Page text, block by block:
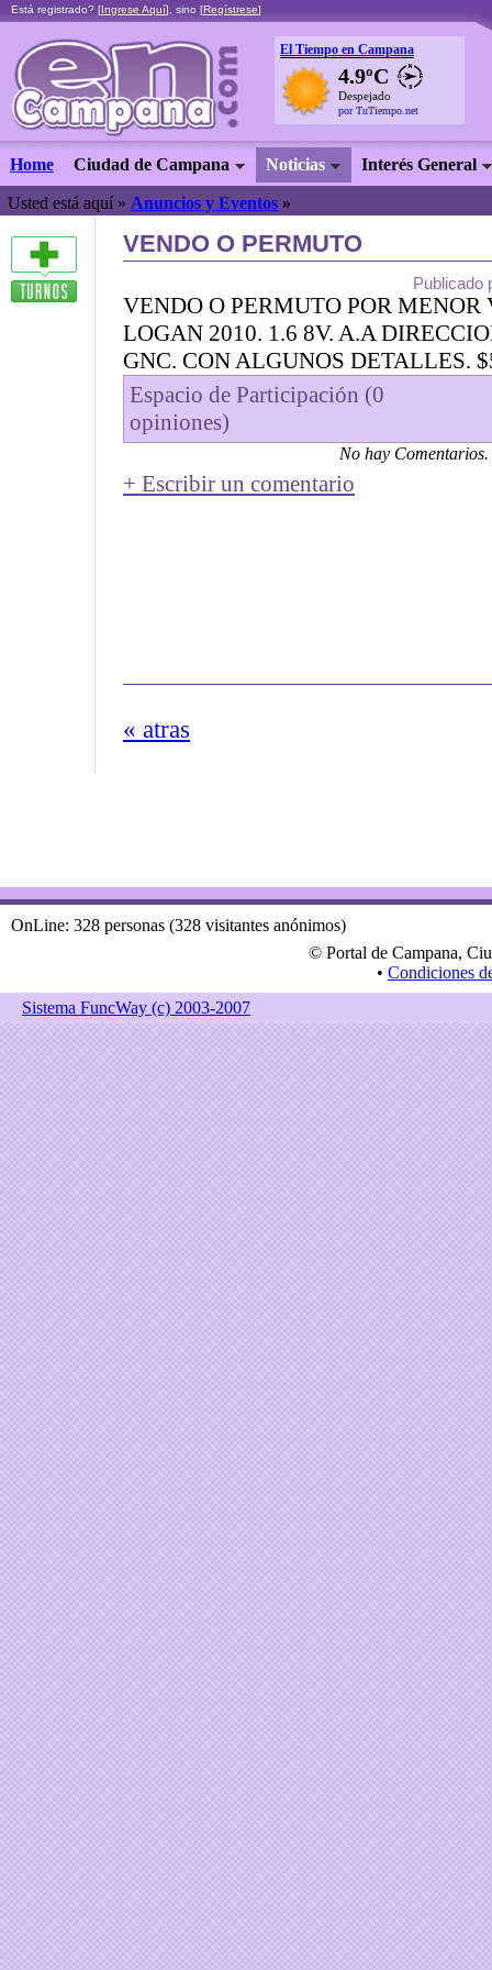
Está registrado? [Ingrese Aquí], sino [Regístrese]
El Tiempo en Campana
4.9ºC
Despejado
por TuTiempo.net
Home Ciudad de Campana Noticias Interés General
Usted está aquí » Anuncios y Eventos »
VENDO O PERMUTO
Publicado
VENDO O PERMUTO POR
LOGAN 2010. 1.6 8V. A.A
GNC. CON ALGUNOS DETALLES.
Espacio de Participación (0
opiniones)
No hay Comentarios.
+ Escribir un comentario
« atras
OnLine: 328 personas (328 visitantes anónimos)
© Portal de Campana,
• Condiciones
Sistema FuncWay (c) 2003-2007